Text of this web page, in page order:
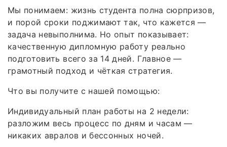
Мы понимаем: жизнь студента полна сюрпризов,
и порой сроки поджимают так, что кажется —
задача невыполнима. Но опыт показывает:
качественную дипломную работу реально
подготовить всего за 14 дней. Главное —
грамотный подход и чёткая стратегия.
Что вы получите с нашей помощью:
Индивидуальный план работы на 2 недели:
разложим весь процесс по дням и часам —
никаких авралов и бессонных ночей.